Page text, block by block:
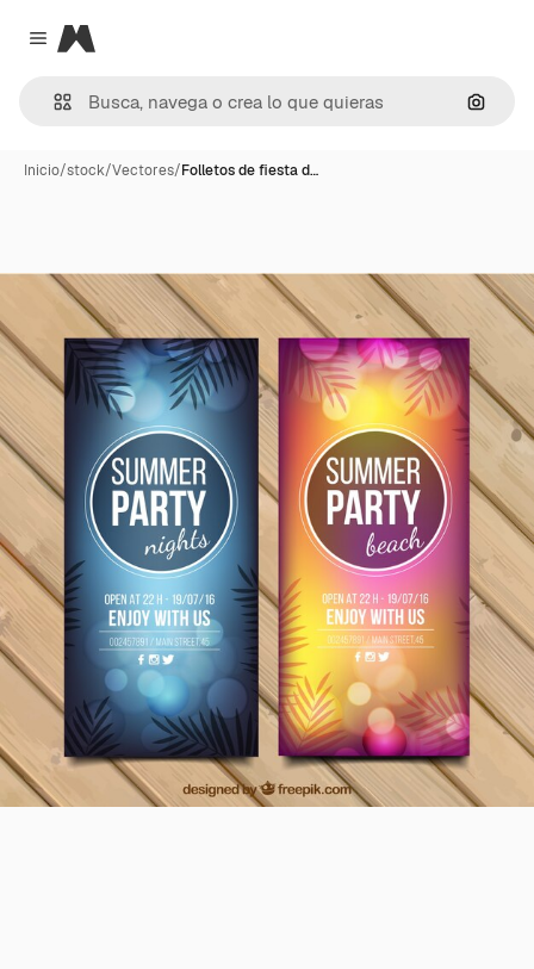
Close menu
Magnific
Inicio/stock/Vectores/Folletos de fiesta d…